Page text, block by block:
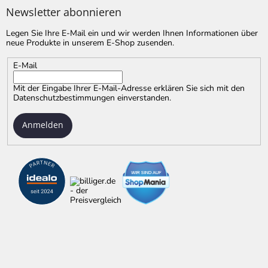
Newsletter abonnieren
Legen Sie Ihre E-Mail ein und wir werden Ihnen Informationen über
neue Produkte in unserem E-Shop zusenden.
E-Mail
Mit der Eingabe Ihrer E-Mail-Adresse erklären Sie sich mit den
Datenschutzbestimmungen einverstanden.
Anmelden